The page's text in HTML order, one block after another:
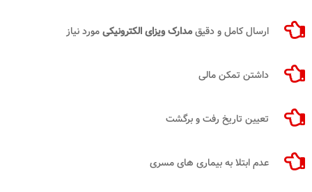
ارسال کامل و دقیقمدارک ویزای الکترونیکیمورد نیاز
داشتن تمکن مالی
تعیین تاریخ رفت و برگشت
عدم ابتلا به بیماری های مسری